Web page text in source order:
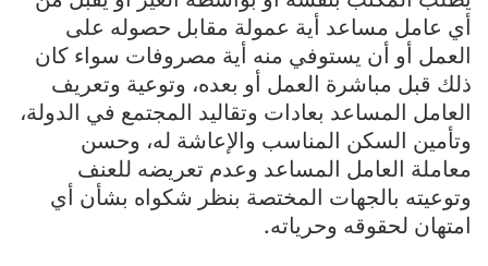
أي عامل مساعد أية عمولة مقابل حصوله على
العمل أو أن يستوفي منه أية مصروفات سواء كان
ذلك قبل مباشرة العمل أو بعده، وتوعية وتعريف
العامل المساعد بعادات وتقاليد المجتمع في الدولة،
وتأمين السكن المناسب والإعاشة له، وحسن
معاملة العامل المساعد وعدم تعريضه للعنف
وتوعيته بالجهات المختصة بنظر شكواه بشأن أي
امتهان لحقوقه وحرياته.